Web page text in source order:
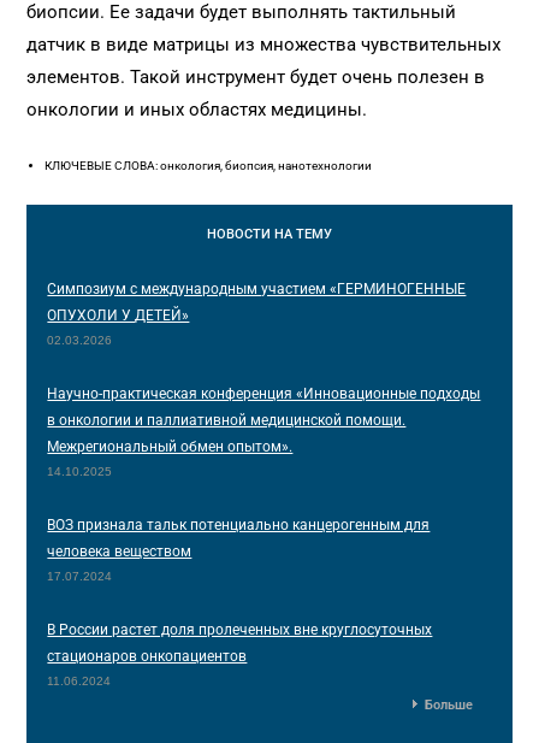
биопсии. Ее задачи будет выполнять тактильный
датчик в виде матрицы из множества чувствительных
элементов. Такой инструмент будет очень полезен в
онкологии и иных областях медицины.
КЛЮЧЕВЫЕ СЛОВА: онкология, биопсия, нанотехнологии
НОВОСТИ НА ТЕМУ
Симпозиум с международным участием «ГЕРМИНОГЕННЫЕ
ОПУХОЛИ У ДЕТЕЙ»
02.03.2026
Научно-практическая конференция «Инновационные подходы
в онкологии и паллиативной медицинской помощи.
Межрегиональный обмен опытом».
14.10.2025
ВОЗ признала тальк потенциально канцерогенным для
человека веществом
17.07.2024
В России растет доля пролеченных вне круглосуточных
стационаров онкопациентов
11.06.2024
Больше